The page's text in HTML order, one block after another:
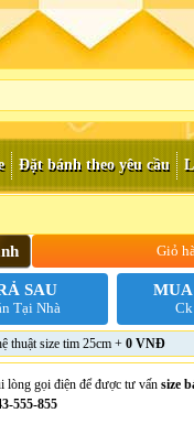
Đặt bánh theo yêu cầu
Giỏ
SAU
Tại Nhà
thuật size tim 25cm + 0 VNĐ
lòng gọi điện để được tư vấn size
555-855